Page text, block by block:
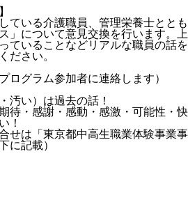
ている介護職員、管理栄養士ととも
」について意見交換を行います。上
ていることなどリアルな職員の話を
ださい。
ログラム参加者に連絡します）
汚い）は過去の話！
待・感謝・感動・感激・可能性・快
！
せは「東京都中高生職業体験事業事
に記載）